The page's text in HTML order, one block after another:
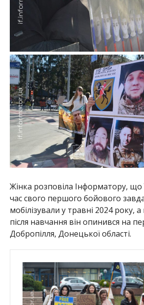
Жінка розповіла Інформатору, що
час свого першого бойового
мобілізували у травні 2024 року,
після навчання він опинився на
Добропілля, Донецької області.